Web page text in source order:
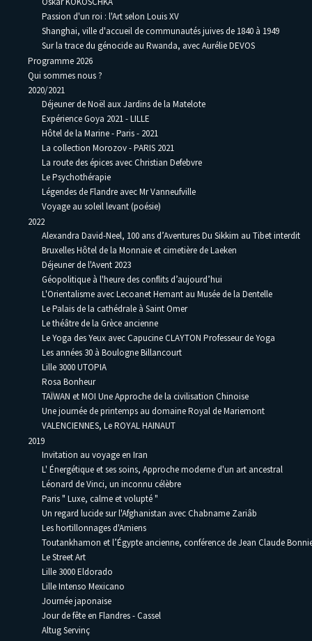
Passion d'un roi : l'Art selon Louis XV
Shanghai, ville d'accueil de communautés juives de 1840 à 1949
Sur la trace du génocide au Rwanda, avec Aurélie DEVOS
Programme 2026
Qui sommes nous ?
2020/2021
Déjeuner de Noël aux Jardins de la Matelote
Expérience Goya 2021 - LILLE
Hôtel de la Marine - Paris - 2021
La collection Morozov - PARIS 2021
La route des épices avec Christian Defebvre
Le Psychothérapie
Légendes de Flandre avec Mr Vanneufville
Voyage au soleil levant (poésie)
2022
Alexandra David-Neel, 100 ans d’Aventures Du Sikkim au Tibet interdit
Bruxelles Hôtel de la Monnaie et cimetière de Laeken
Déjeuner de l'Avent 2023
Géopolitique à l'heure des conflits d’aujourd’hui
L'Orientalisme avec Lecoanet Hemant au Musée de la Dentelle
Le Palais de la cathédrale à Saint Omer
Le théâtre de la Grèce ancienne
Le Yoga des Yeux avec Capucine CLAYTON Professeur de Yoga
Les années 30 à Boulogne Billancourt
Lille 3000 UTOPIA
Rosa Bonheur
TAÏWAN et MOI Une Approche de la civilisation Chinoise
Une journée de printemps au domaine Royal de Mariemont
VALENCIENNES, Le ROYAL HAINAUT
2019
Invitation au voyage en Iran
L' Énergétique et ses soins, Approche moderne d'un art ancestral
Léonard de Vinci, un inconnu célèbre
Paris " Luxe, calme et volupté "
Un regard lucide sur l'Afghanistan avec Chabname Zariâb
Les hortillonnages d'Amiens
Toutankhamon et l’Égypte ancienne, conférence de Jean Claude
Le Street Art
Lille 3000 Eldorado
Lille Intenso Mexicano
Journée japonaise
Jour de fête en Flandres - Cassel
Altug Servinç